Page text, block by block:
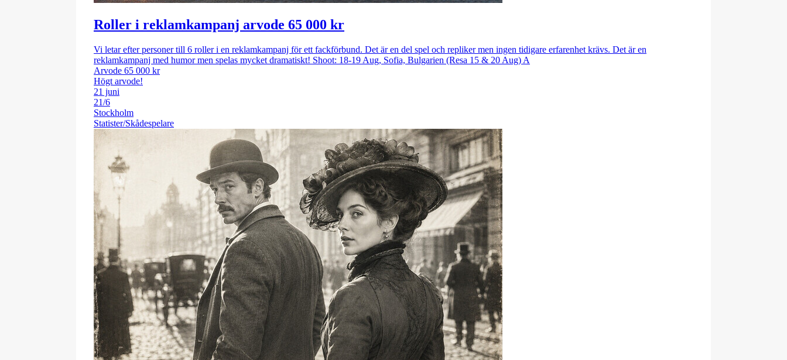
Roller i reklamkampanj arvode 65 000 kr
Vi letar efter personer till 6 roller i en reklamkampanj för ett fackförbund. Det är en del spel och repliker men ingen tidigare erfarenhet krävs. Det är en
reklamkampanj med humor men spelas mycket dramatiskt! Shoot: 18-19 Aug, Sofia, Bulgarien (Resa 15 & 20 Aug) A
Arvode 65 000 kr
Högt arvode!
21 juni
21/6
Stockholm
Statister/Skådespelare